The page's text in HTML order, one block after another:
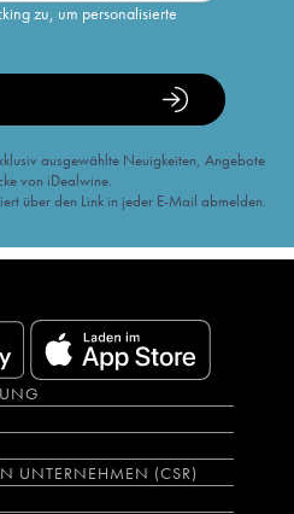
zu, um personalisierte
ausgewählte Neuigkeiten, Angebote
von iDealwine.
über den Link in jeder E-Mail abmelden.
UNTERNEHMEN (CSR)